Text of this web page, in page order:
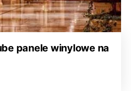
panele winylowe na